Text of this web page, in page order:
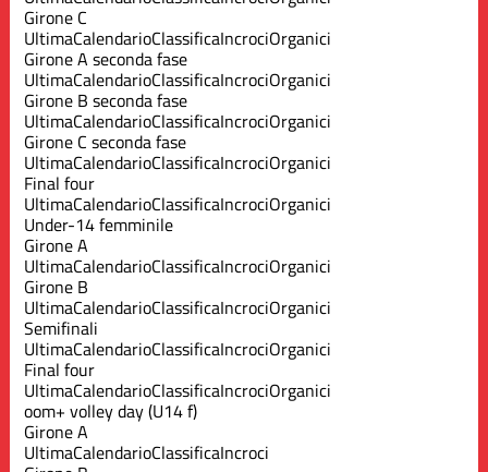
Girone C
UltimaCalendarioClassificaIncrociOrganici
Girone A seconda fase
UltimaCalendarioClassificaIncrociOrganici
Girone B seconda fase
UltimaCalendarioClassificaIncrociOrganici
Girone C seconda fase
UltimaCalendarioClassificaIncrociOrganici
Final four
UltimaCalendarioClassificaIncrociOrganici
Under-14 femminile
Girone A
UltimaCalendarioClassificaIncrociOrganici
Girone B
UltimaCalendarioClassificaIncrociOrganici
Semifinali
UltimaCalendarioClassificaIncrociOrganici
Final four
UltimaCalendarioClassificaIncrociOrganici
oom+ volley day (U14 f)
Girone A
UltimaCalendarioClassificaIncroci